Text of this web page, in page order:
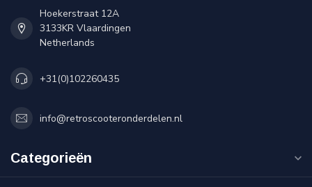
Hoekerstraat 12A
3133KR Vlaardingen
Netherlands
+31(0)102260435
info@retroscooteronderdelen.nl
Categorieën